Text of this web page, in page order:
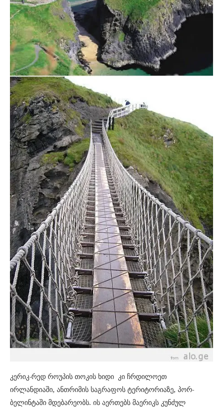
კერიკ-რედ როუპის თოკის ხიდი კი ჩრდილოეთ
ირლანდიაში, ანთრიმის საგრაფოს ტერიტორიაზე, პორ-
ბელინტაში მდებარეობს. ის აერთებს მაერიკს კუნძულ